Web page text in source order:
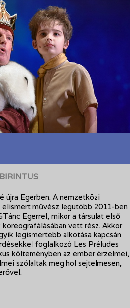
újra Egerben. A nemzetközi
elismert művész legutóbb 2011-ben
Egerrel, mikor a társulat első
koreografálásában vett rész. Akkor
legismertebb alkotása kapcsán
foglalkozó Les Préludes
költeményben az ember érzelmei,
szólaltak meg hol sejtelmesen,